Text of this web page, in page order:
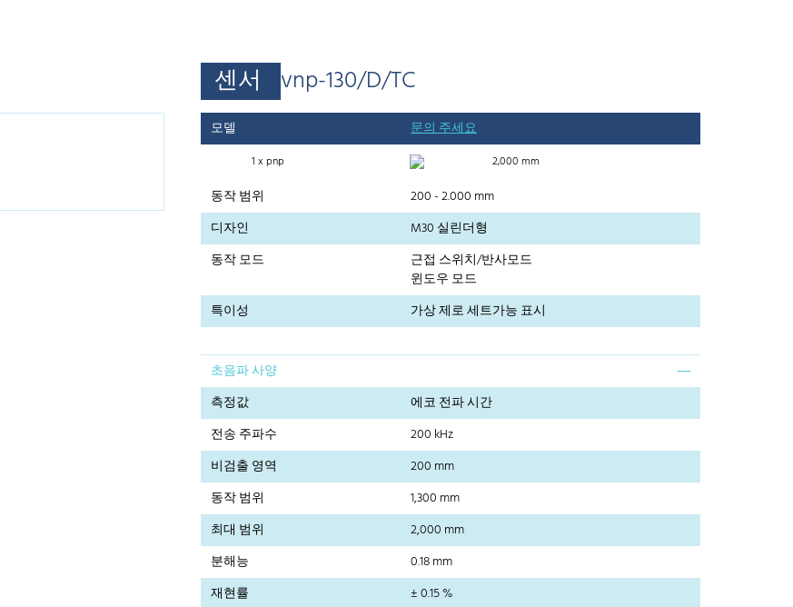
센서 vnp-130/D/TC
모델 문의 주세요
1 x pnp 2,000 mm
동작 범위
200 - 2.000 mm
디자인
M30 실린더형
동작 모드
근접 스위치/반사모드
윈도우 모드
특이성
가상 제로 세트가능 표시
초음파 사양
측정값
에코 전파 시간
전송 주파수
200 kHz
비검출 영역
200 mm
동작 범위
1,300 mm
최대 범위
2,000 mm
분해능
0.18 mm
재현률
± 0.15 %